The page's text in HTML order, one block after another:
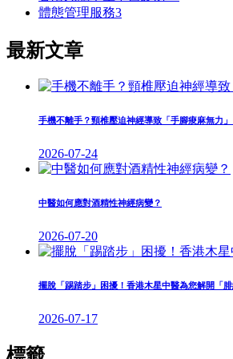
體態管理服務3
最新文章
手機不離手？頸椎壓迫神經導致「手腳痠麻無力
2026-07-24
中醫如何應對酒精性神經病變？
2026-07-20
擺脫「踢踏步」困擾！香港木星中醫為您解開「
2026-07-17